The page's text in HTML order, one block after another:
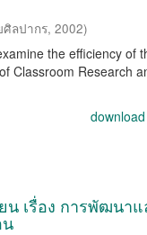
ลปากร, 2002)
the efficiency of
Classroom Research
download
เรื่อง การพัฒนา